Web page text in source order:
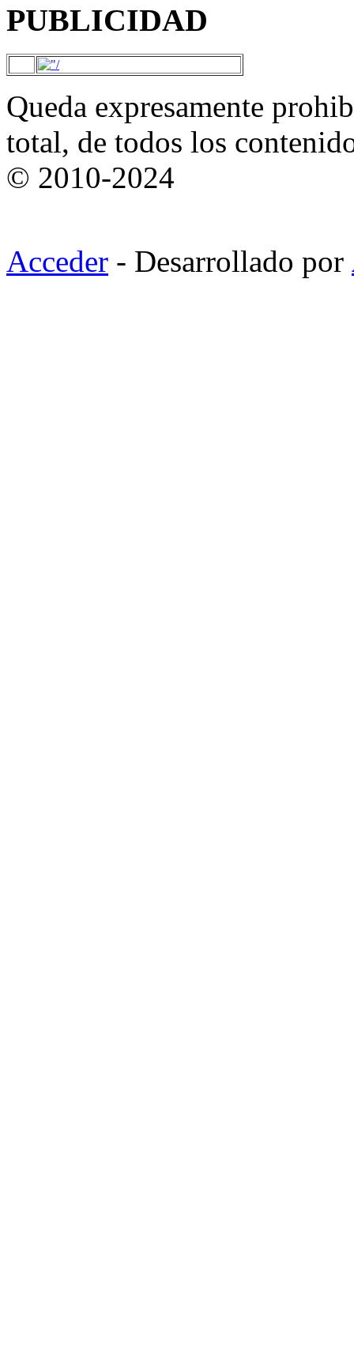
PUBLICIDAD
Queda expresamente
total, de todos los
© 2010-2024
Acceder - Desarrollado por